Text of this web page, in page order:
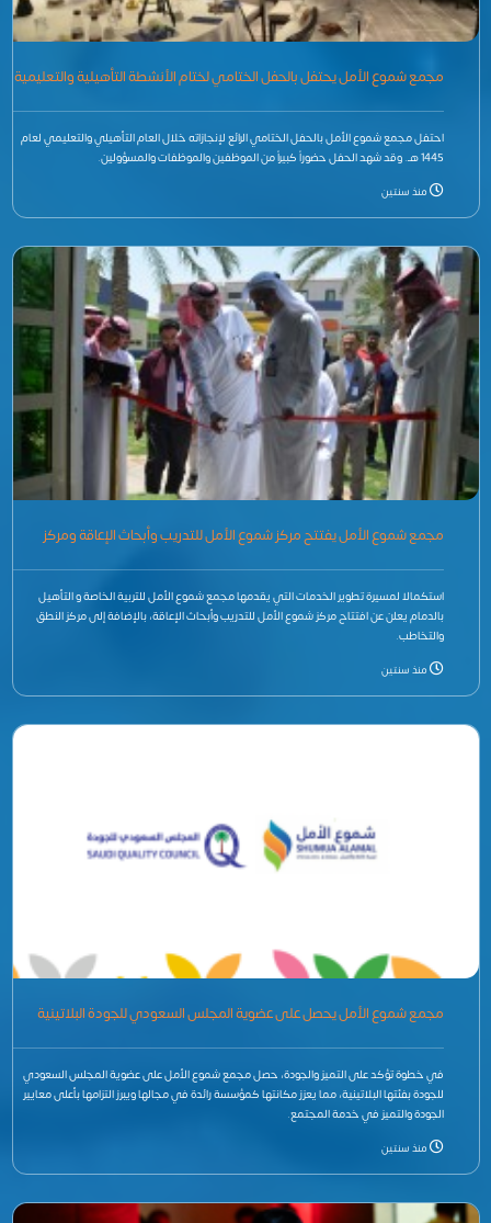
مجمع شموع الأمل يحتفل بالحفل الختامي لختام الأنشطة التأهيلية والتعليمية
احتفل مجمع شموع الأمل بالحفل الختامي الرائع لإنجازاته خلال العام التأهيلي والتعليمي لعام
1445 هـ. وقد شهد الحفل حضوراً كبيراً من الموظفين والموظفات والمسؤولين.
منذ سنتين
مجمع شموع الأمل يفتتح مركز شموع الأمل للتدريب وأبحاث الإعاقة ومركز
استكمالا لمسيرة تطوير الخدمات التي يقدمها مجمع شموع الأمل للتربية الخاصة و التأهيل
بالدمام يعلن عن افتتاح مركز شموع الأمل للتدريب وأبحاث الإعاقة، بالإضافة إلى مركز النطق
والتخاطب.
منذ سنتين
مجمع شموع الأمل يحصل على عضوية المجلس السعودي للجودة البلاتينية
في خطوة تؤكد على التميز والجودة، حصل مجمع شموع الأمل على عضوية المجلس السعودي
للجودة بفئتها البلاتينية، مما يعزز مكانتها كمؤسسة رائدة في مجالها ويبرز التزامها بأعلى معايير
الجودة والتميز في خدمة المجتمع.
منذ سنتين